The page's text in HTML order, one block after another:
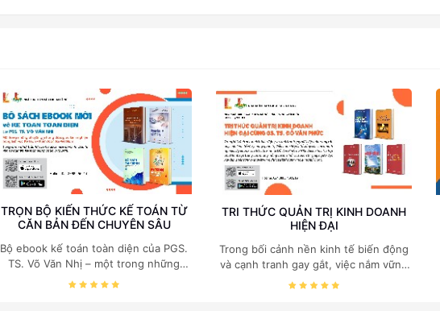
TRỌN BỘ KIẾN THỨC KẾ TOÁN TỪ
CĂN BẢN ĐẾN CHUYÊN SÂU
Bộ ebook kế toán toàn diện của PGS.
TS. Võ Văn Nhị – một trong những
chuyên gia hàng đầu, giàu kinh
TRI THỨC QUẢN TRỊ KINH DOANH
HIỆN ĐẠI
Trong bối cảnh nền kinh tế biến động
và cạnh tranh gay gắt, việc nắm vững
các quy luật kinh tế và kỹ năng quản